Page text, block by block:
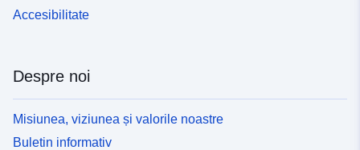
Accesibilitate
Despre noi
Misiunea, viziunea și valorile noastre
Buletin informativ